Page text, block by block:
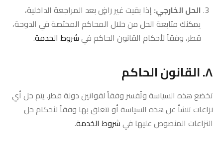
الحل الخارجي: إذا بقيت غير راضٍ بعد المراجعة الداخلية،
يمكنك متابعة الحل من خلال المحاكم المختصة في الدوحة،
قطر، وفقاً لأحكام القانون الحاكم فيشروط الخدمة.
٨. القانون الحاكم
تخضع هذه السياسة وتُفسر وفقاً لقوانين دولة قطر. يتم حل أي
نزاعات تنشأ عن هذه السياسة أو تتعلق بها وفقاً لأحكام حل
النزاعات المنصوص عليها فيشروط الخدمة.